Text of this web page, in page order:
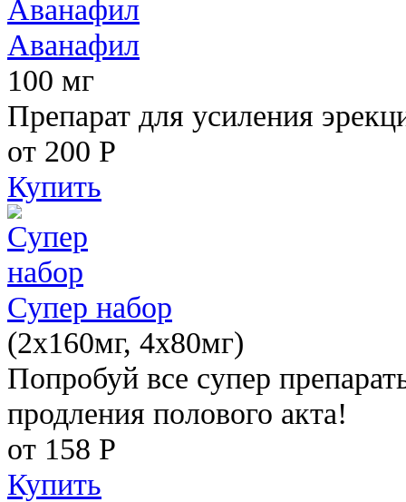
Аванафил
100 мг
Препарат для усиления
от 200 Р
Купить
Супер набор
(2х160мг, 4х80мг)
Попробуй все супер
продления полового акта!
от 158 Р
Купить